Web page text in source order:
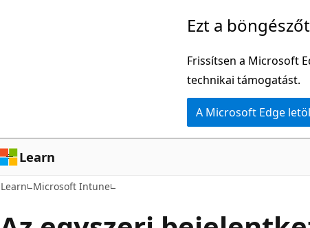
Ezt a
Frissítsen a Microsoft
technikai támogatást.
A Microsoft Edge
Learn
Learn Microsoft Intune